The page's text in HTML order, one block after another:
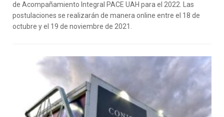
de Acompañamiento Integral PACE UAH para el 2022. Las
postulaciones se realizarán de manera online entre el 18 de
octubre y el 19 de noviembre de 2021.